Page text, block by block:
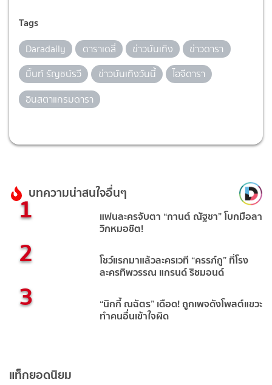
Tags
Daradaily ดาราเดลี่ ข่าวบันเทิง
ข่าวดารา
มิ้นท์ รัญชน์รวี
ข่าวบันเทิงวันนี้
ไอจีดารา
อินสตาแกรมดารา
บทความน่าสนใจอื่นๆ
1 แฟนละครจับตา “กานต์ ณัฐชา” โบกมือลา
วิกหมอชิต!
2 โชว์แรกมาแล้วละครเวที “ครรภ์กู” ที่โรง
ละครทิพวรรณ แกรนด์ ริชมอนด์
3 “นิกกี้ ณฉัตร” เดือด! ถูกเพจดังโพสต์แขวะ
ทำคนอื่นเข้าใจผิด
แท็กยอดนิยม